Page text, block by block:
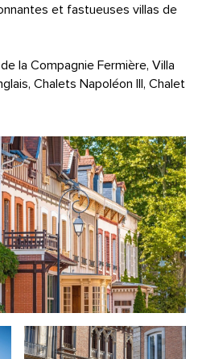
et fastueuses villas de
la Compagnie Fermière, Villa
Chalets Napoléon III, Chalet